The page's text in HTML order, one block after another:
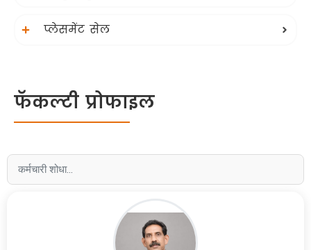
प्लेसमेंट सेल
फॅकल्टी प्रोफाइल